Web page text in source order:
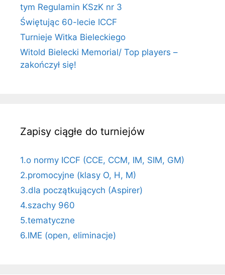
tym Regulamin KSzK nr 3
Świętując 60-lecie ICCF
Turnieje Witka Bieleckiego
Witold Bielecki Memorial/ Top players –
zakończył się!
Zapisy ciągłe do turniejów
1.o normy ICCF (CCE, CCM, IM, SIM, GM)
2.promocyjne (klasy O, H, M)
3.dla początkujących (Aspirer)
4.szachy 960
5.tematyczne
6.IME (open, eliminacje)